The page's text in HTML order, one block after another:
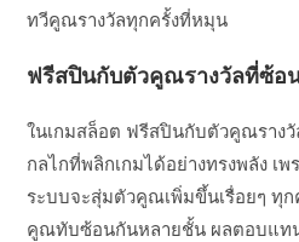
ทวีคูณรางวัลทุกครั้งที่หมุน
ฟรีสปินกับตัวคูณรางวัลที่ซ้อ
ในเกมสล็อต ฟรีสปินกับตัวคูณราง
กลไกที่พลิกเกมได้อย่างทรงพลัง เ
ระบบจะสุ่มตัวคูณเพิ่มขึ้นเรื่อยๆ ทุ
คูณทับซ้อนกันหลายชั้น ผลตอบแท